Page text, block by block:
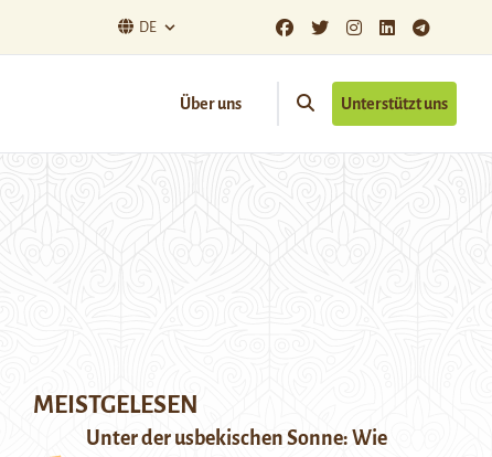
DE
Über uns Unterstützt uns
MEISTGELESEN
Unter der usbekischen Sonne: Wie